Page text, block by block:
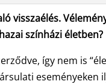
visszaélés.
színházi életben?
így nem is
eseményeken